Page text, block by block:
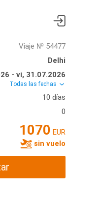
Viaje № 54477
Delhi
- vi, 31.07.2026
Todas las fechas
10 días
0
1070 EUR
sin vuelo